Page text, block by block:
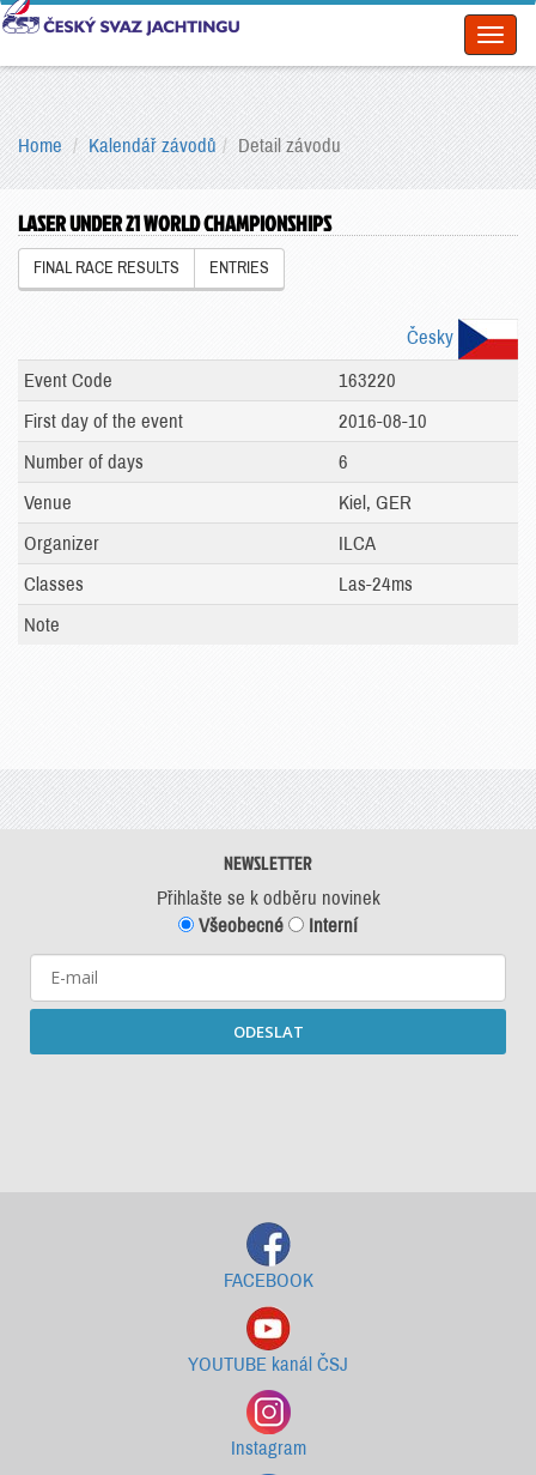
Home Kalendář závodů Detail závodu
LASER UNDER 21 WORLD CHAMPIONSHIPS
FINAL RACE RESULTS ENTRIES
Česky
Event Code
163220
First day of the event
2016-08-10
Number of days
6
Venue
Kiel, GER
Organizer
ILCA
Classes
Las-24ms
Note
NEWSLETTER
Přihlašte se k odběru novinek
Všeobecné
Interní
ODESLAT
FACEBOOK
YOUTUBE kanál ČSJ
Instagram